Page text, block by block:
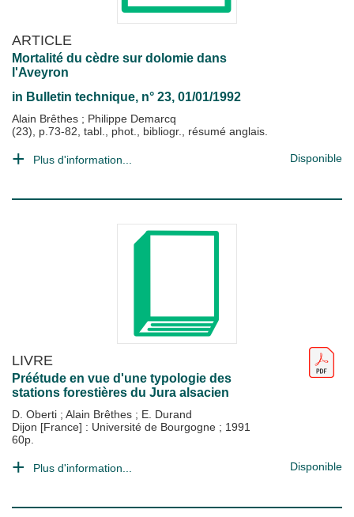
ARTICLE
Mortalité du cèdre sur dolomie dans
l'Aveyron
in Bulletin technique, n° 23, 01/01/1992
Alain Brêthes ; Philippe Demarcq
(23), p.73-82, tabl., phot., bibliogr., résumé anglais.
Plus d'information... Disponible
LIVRE
Préétude en vue d'une typologie des
stations forestières du Jura alsacien
D. Oberti ; Alain Brêthes ; E. Durand
Dijon [France] : Université de Bourgogne ; 1991
60p.
Plus d'information... Disponible